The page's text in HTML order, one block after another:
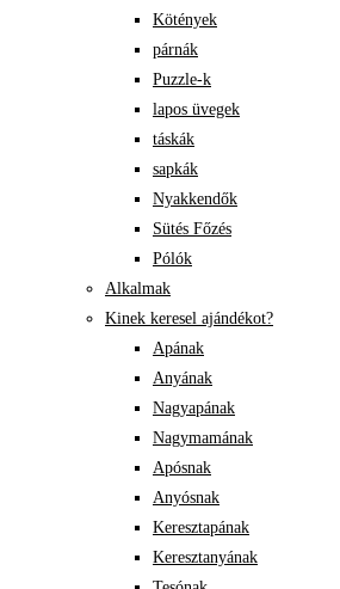
Kötények
párnák
Puzzle-k
lapos üvegek
táskák
sapkák
Nyakkendők
Sütés Főzés
Pólók
Alkalmak
Kinek keresel ajándékot?
Apának
Anyának
Nagyapának
Nagymamának
Apósnak
Anyósnak
Keresztapának
Keresztanyának